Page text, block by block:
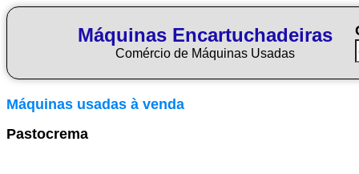
Máquinas Encartuchadeiras
Comércio de Máquinas Usadas
Máquinas usadas à venda
Pastocrema